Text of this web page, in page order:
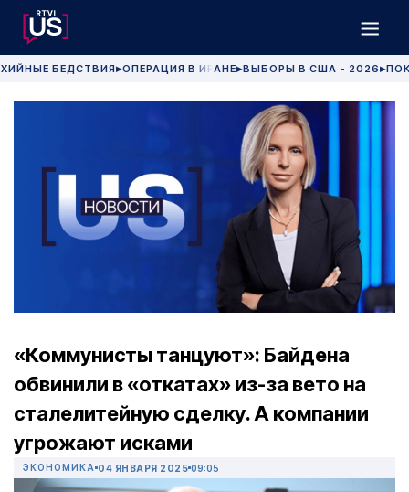
БЕДСТВИЯ▶ОПЕРАЦИЯ В ИРАНЕ▶ВЫБОРЫ В США - 2026 ▶
«Коммунисты танцуют»: Байдена
обвинили в «откатах» из-за вето на
сталелитейную сделку. А компании
угрожают исками
ЭКОНОМИКА 04 ЯНВАРЯ 2025 09:05